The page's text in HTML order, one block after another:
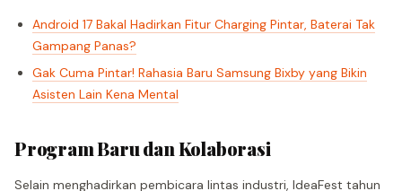
Android 17 Bakal Hadirkan Fitur Charging Pintar, Baterai Tak
Gampang Panas?
Gak Cuma Pintar! Rahasia Baru Samsung Bixby yang Bikin
Asisten Lain Kena Mental
Program Baru dan Kolaborasi
Selain menghadirkan pembicara lintas industri, IdeaFest tahun